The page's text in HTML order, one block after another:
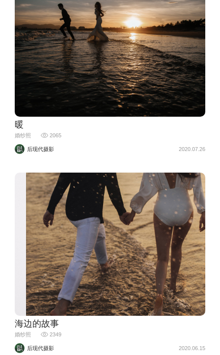
暖
婚纱照 2065
后现代摄影 2020.07.26
海边的故事
婚纱照 2349
后现代摄影 2020.06.15